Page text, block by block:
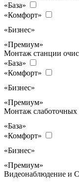
«База»
«Комфорт»
«Бизнес»
«Премиум»
Монтаж станции
«База»
«Комфорт»
«Бизнес»
«Премиум»
Монтаж слаботочных
«База»
«Комфорт»
«Бизнес»
«Премиум»
Видеонаблюдение и